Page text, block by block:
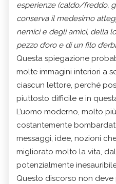
esperienze (caldo/freddo,
conserva il medesimo
nemici e degli amici, della
pezzo d’oro e di un filo
Questa spiegazione
molte immagini interiori a
ciascun lettore, perché
piuttosto difficile e in
L’uomo moderno, molto
costantemente
messaggi, idee, nozioni
migliorato molto la vita,
potenzialmente
Questo discorso non deve